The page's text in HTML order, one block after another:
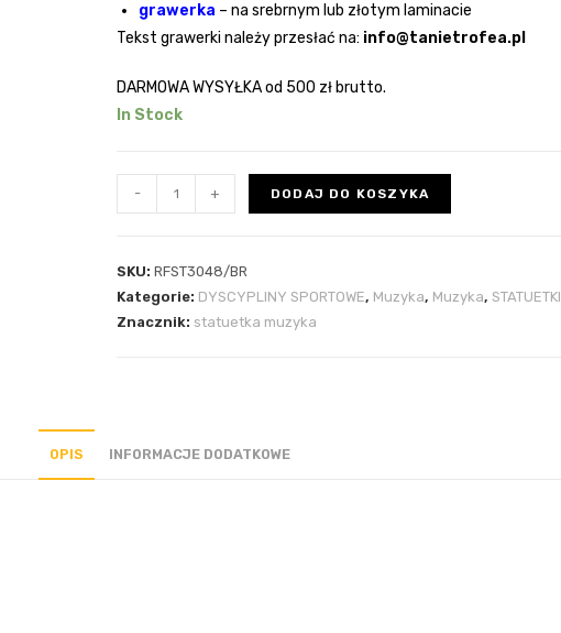
grawerka – na srebrnym lub złotym laminacie
Tekst grawerki należy przesłać na: info@tanietrofea.pl
DARMOWA WYSYŁKAod 500 zł brutto.
In Stock
- + DODAJ DO KOSZYKA
SKU: RFST3048/BR
Kategorie: DYSCYPLINY SPORTOWE, Muzyka, Muzyka, STATUETKI
Znacznik: statuetka muzyka
OPIS INFORMACJE DODATKOWE